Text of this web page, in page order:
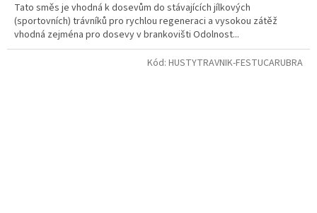
Tato směs je vhodná k dosevům do stávajících jílkových
(sportovních) trávníků pro rychlou regeneraci a vysokou zátěž
vhodná zejména pro dosevy v brankovišti Odolnost...
Kód: HUSTYTRAVNIK-FESTUCARUBRA